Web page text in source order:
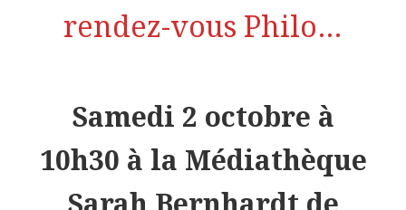
rendez-vous Philo…
Samedi 2 octobre à
10h30 à la Médiathèque